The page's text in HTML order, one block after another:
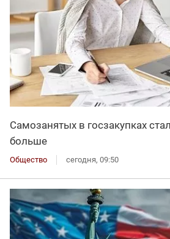
Самозанятых в госзакупках
больше
Общество сегодня, 09:50